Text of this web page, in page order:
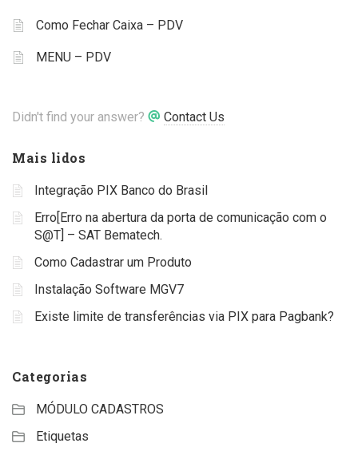
Como Fechar Caixa – PDV
MENU – PDV
Didn't find your answer? Contact Us
Mais lidos
Integração PIX Banco do Brasil
Erro[Erro na abertura da porta de comunicação com o
S@T] – SAT Bematech.
Como Cadastrar um Produto
Instalação Software MGV7
Existe limite de transferências via PIX para Pagbank?
Categorias
MÓDULO CADASTROS
Etiquetas